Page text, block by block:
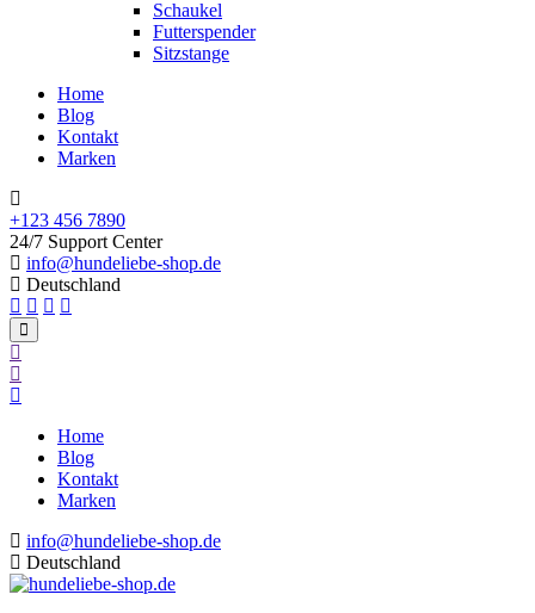
Schaukel
Futterspender
Sitzstange
Home
Blog
Kontakt
Marken
+123 456 7890
24/7 Support Center
info@hundeliebe-shop.de
Deutschland
Home
Blog
Kontakt
Marken
info@hundeliebe-shop.de
Deutschland